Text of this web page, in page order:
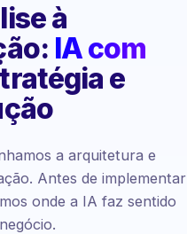
à
IA com
e
a arquitetura e
Antes de implementar
onde a IA faz sentido